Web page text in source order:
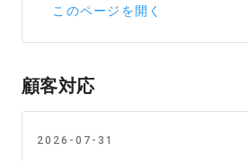
このページを開く
顧客対応
2026-07-31